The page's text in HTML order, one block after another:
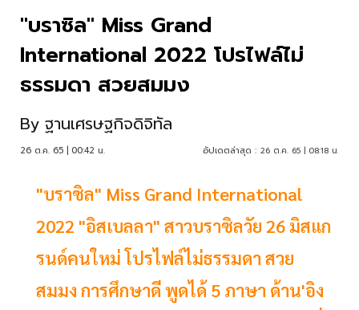
"บราซิล" Miss Grand
International 2022 โปรไฟล์ไม่
ธรรมดา สวยสมมง
By ฐานเศรษฐกิจดิจิทัล
26 ต.ค. 65 | 00:42 น. อัปเดตล่าสุด : 26 ต.ค. 65 | 08:18 น.
"บราซิล" Miss Grand International
2022 "อิสเบลลา" สาวบราซิลวัย 26 มิสแก
รนด์คนใหม่ โปรไฟล์ไม่ธรรมดา สวย
สมมง การศึกษาดี พูดได้ 5 ภาษา ด้าน'อิง